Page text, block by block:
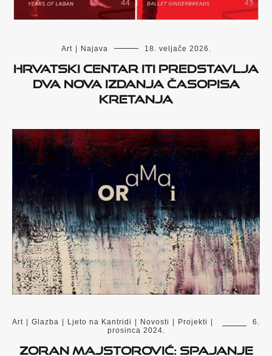
Art Najava 18. veljače 2026.
Hrvatski centar ITI predstavlja
dva nova izdanja časopisa
KRETANJA
Art Glazba Ljeto na Kantridi Novosti Projekti
6.
prosinca 2024.
Zoran Majstorović: Spajanje